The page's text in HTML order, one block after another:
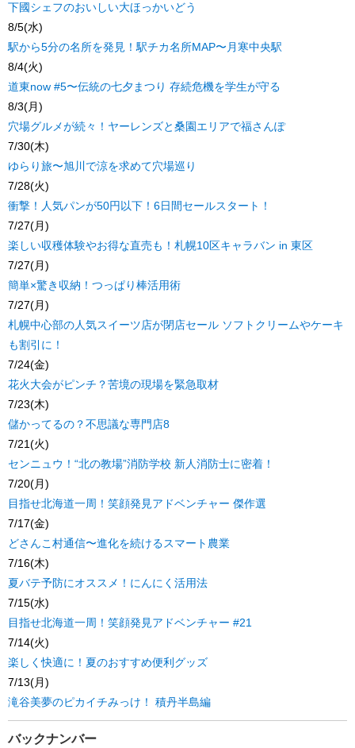
下國シェフのおいしい大ほっかいどう
8/5(水)
駅から5分の名所を発見！駅チカ名所MAP〜月寒中央駅
8/4(火)
道東now #5〜伝統の七夕まつり 存続危機を学生が守る
8/3(月)
穴場グルメが続々！ヤーレンズと桑園エリアで福さんぽ
7/30(木)
ゆらり旅〜旭川で涼を求めて穴場巡り
7/28(火)
衝撃！人気パンが50円以下！6日間セールスタート！
7/27(月)
楽しい収穫体験やお得な直売も！札幌10区キャラバン in 東区
7/27(月)
簡単×驚き収納！つっぱり棒活用術
7/27(月)
札幌中心部の人気スイーツ店が閉店セール ソフトクリームやケーキ
も割引に！
7/24(金)
花火大会がピンチ？苦境の現場を緊急取材
7/23(木)
儲かってるの？不思議な専門店8
7/21(火)
センニュウ！“北の教場”消防学校 新人消防士に密着！
7/20(月)
目指せ北海道一周！笑顔発見アドベンチャー 傑作選
7/17(金)
どさんこ村通信〜進化を続けるスマート農業
7/16(木)
夏バテ予防にオススメ！にんにく活用法
7/15(水)
目指せ北海道一周！笑顔発見アドベンチャー #21
7/14(火)
楽しく快適に！夏のおすすめ便利グッズ
7/13(月)
滝谷美夢のピカイチみっけ！ 積丹半島編
バックナンバー